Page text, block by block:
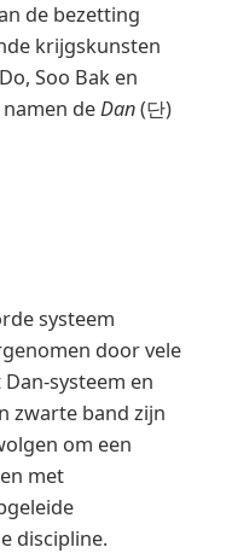
de bezetting
krijgskunsten
Soo Bak en
deDan(단)
systeem
door vele
systeem en
zwarte band zijn
om een
met
discipline.